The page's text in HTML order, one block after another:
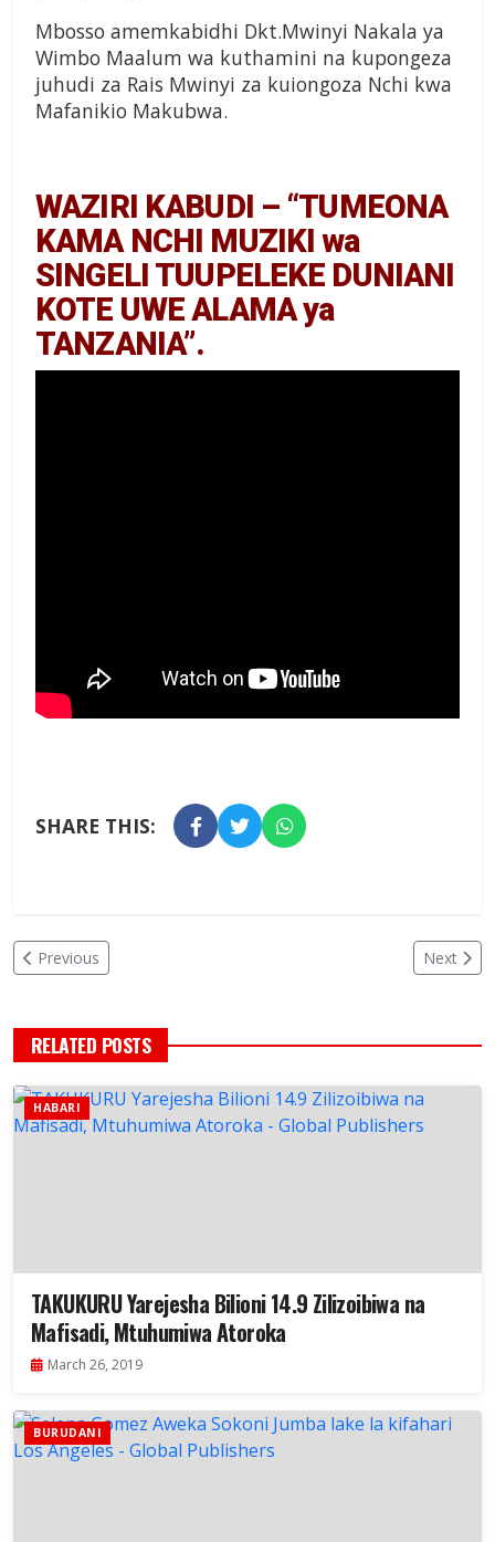
Mbosso amemkabidhi Dkt.Mwinyi Nakala ya
Wimbo Maalum wa kuthamini na kupongeza
juhudi za Rais Mwinyi za kuiongoza Nchi kwa
Mafanikio Makubwa.
WAZIRI KABUDI – “TUMEONA
KAMA NCHI MUZIKI wa
SINGELI TUUPELEKE DUNIANI
KOTE UWE ALAMA ya
TANZANIA”.
SHARE THIS:
Previous Next
RELATED POSTS
HABARI
TAKUKURU Yarejesha Bilioni 14.9 Zilizoibiwa na
Mafisadi, Mtuhumiwa Atoroka
March 26, 2019
BURUDANI